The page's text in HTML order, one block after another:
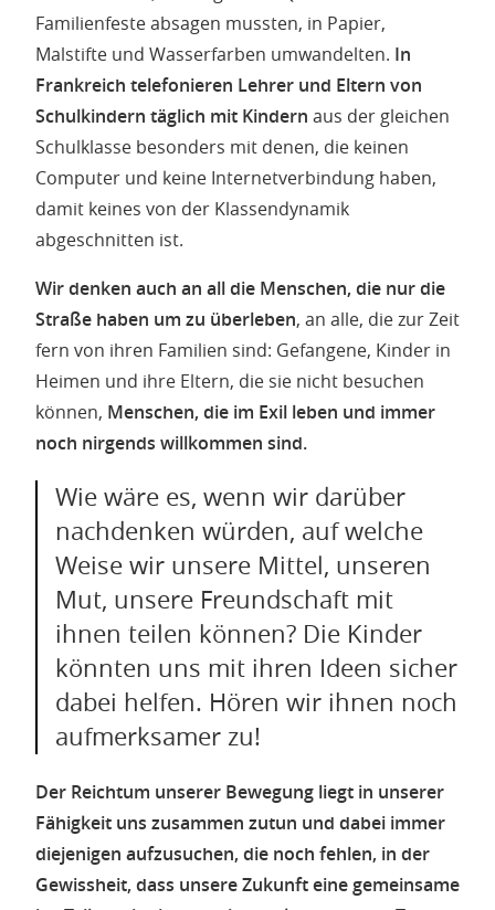
Familienfeste absagen mussten, in Papier,
Malstifte und Wasserfarben umwandelten. In
Frankreich telefonieren Lehrer und Eltern von
Schulkindern täglich mit Kindern aus der gleichen
Schulklasse besonders mit denen, die keinen
Computer und keine Internetverbindung haben,
damit keines von der Klassendynamik
abgeschnitten ist.
Wir denken auch an all die Menschen, die nur die
Straße haben um zu überleben, an alle, die zur Zeit
fern von ihren Familien sind: Gefangene, Kinder in
Heimen und ihre Eltern, die sie nicht besuchen
können, Menschen, die im Exil leben und immer
noch nirgends willkommen sind.
Wie wäre es, wenn wir darüber
nachdenken würden, auf welche
Weise wir unsere Mittel, unseren
Mut, unsere Freundschaft mit
ihnen teilen können? Die Kinder
könnten uns mit ihren Ideen sicher
dabei helfen. Hören wir ihnen noch
aufmerksamer zu!
Der Reichtum unserer Bewegung liegt in unserer
Fähigkeit uns zusammen zutun und dabei immer
diejenigen aufzusuchen, die noch fehlen, in der
Gewissheit, dass unsere Zukunft eine gemeinsame